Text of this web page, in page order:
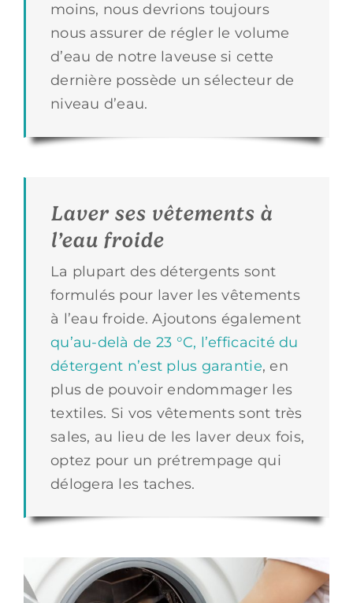
moins, nous devrions toujours
nous assurer de régler le volume
d’eau de notre laveuse si cette
dernière possède un sélecteur de
niveau d’eau.
Laver ses vêtements à
l’eau froide
La plupart des détergents sont
formulés pour laver les vêtements
à l’eau froide. Ajoutons également
qu’au-delà de 23 °C, l’efficacité du
détergent n’est plus garantie, en
plus de pouvoir endommager les
textiles. Si vos vêtements sont très
sales, au lieu de les laver deux fois,
optez pour un prétrempage qui
délogera les taches.